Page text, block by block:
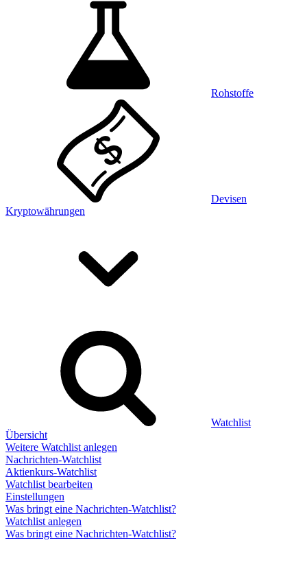
Rohstoffe
Devisen
Kryptowährungen
Watchlist
Übersicht
Weitere Watchlist anlegen
Nachrichten-Watchlist
Aktienkurs-Watchlist
Watchlist bearbeiten
Einstellungen
Was bringt eine Nachrichten-Watchlist?
Watchlist anlegen
Was bringt eine Nachrichten-Watchlist?